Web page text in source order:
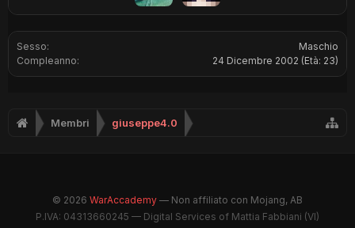
Sesso:
Maschio
Compleanno:
24 Dicembre 2002 (Età: 23)
Membri giuseppe4.0
© 2026 WarAccademy — Non affiliato con Mojang, AB
P.IVA: 04313660245 — Digital Services of Mattia Fabbiani (VI)